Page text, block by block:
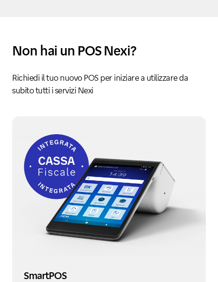
Non hai un POS Nexi?
Richiedi il tuo nuovo POS per iniziare a utilizzare da
subito tutti i servizi Nexi
SmartPOS